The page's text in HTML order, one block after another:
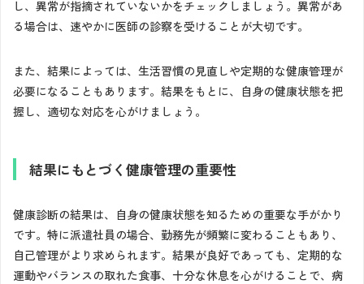
し、異常が指摘されていないかをチェックしましょう。異常があ
る場合は、速やかに医師の診察を受けることが大切です。
また、結果によっては、生活習慣の見直しや定期的な健康管理が
必要になることもあります。結果をもとに、自身の健康状態を把
握し、適切な対応を心がけましょう。
結果にもとづく健康管理の重要性
健康診断の結果は、自身の健康状態を知るための重要な手がかり
です。特に派遣社員の場合、勤務先が頻繁に変わることもあり、
自己管理がより求められます。結果が良好であっても、定期的な
運動やバランスの取れた食事、十分な休息を心がけることで、病